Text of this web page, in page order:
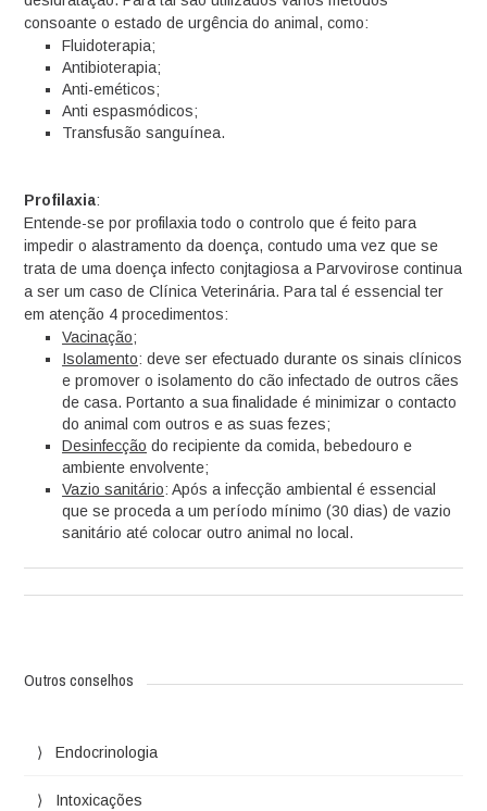
consoante o estado de urgência do animal, como:
Fluidoterapia;
Antibioterapia;
Anti-eméticos;
Anti espasmódicos;
Transfusão sanguínea.
Profilaxia:
Entende-se por profilaxia todo o controlo que é feito para
impedir o alastramento da doença, contudo uma vez que se
trata de uma doença infecto conjtagiosa a Parvovirose continua
a ser um caso de Clínica Veterinária. Para tal é essencial ter
em atenção 4 procedimentos:
Vacinação;
Isolamento: deve ser efectuado durante os sinais clínicos
e promover o isolamento do cão infectado de outros cães
de casa. Portanto a sua finalidade é minimizar o contacto
do animal com outros e as suas fezes;
Desinfecção do recipiente da comida, bebedouro e
ambiente envolvente;
Vazio sanitário: Após a infecção ambiental é essencial
que se proceda a um período mínimo (30 dias) de vazio
sanitário até colocar outro animal no local.
Outros conselhos
Endocrinologia
Intoxicações